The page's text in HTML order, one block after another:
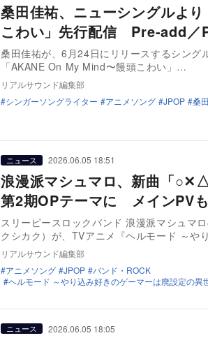
桑田佳祐、ニューシングルよ
こわい」先行配信 Pre-add／
桑田佳祐が、6月24日にリリースするシング
「AKANE On My Mind〜饅頭こわい」…
リアルサウンド編集部
シンガーソングライター
アニメソング JPOP 桑
ニュース 2026.06.05 18:51
浪漫派マシュマロ、新曲「
第2期OPテーマに メインPV
スリーピースロックバンド 浪漫派マシュマ
クシカク）が、TVアニメ『ヘルモード ～や
リアルサウンド編集部
アニメソング
JPOP
バンド・ROCK
ヘルモード ～やり込み好きのゲーマーは廃設定の異
ニュース 2026.06.05 18:05